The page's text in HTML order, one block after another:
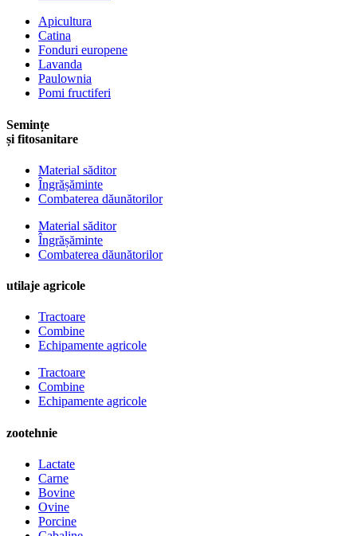
Apicultura
Catina
Fonduri europene
Lavanda
Paulownia
Pomi fructiferi
Semințe
și fitosanitare
Material săditor
Îngrășăminte
Combaterea dăunătorilor
Material săditor
Îngrășăminte
Combaterea dăunătorilor
utilaje agricole
Tractoare
Combine
Echipamente agricole
Tractoare
Combine
Echipamente agricole
zootehnie
Lactate
Carne
Bovine
Ovine
Porcine